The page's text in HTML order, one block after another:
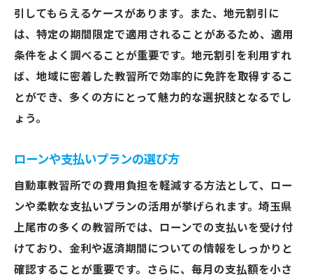
引してもらえるケースがあります。また、地元割引に
は、特定の期間限定で適用されることがあるため、適用
条件をよく調べることが重要です。地元割引を利用すれ
ば、地域に密着した教習所で効率的に免許を取得するこ
とができ、多くの方にとって魅力的な選択肢となるでし
ょう。
ローンや支払いプランの選び方
自動車教習所での費用負担を軽減する方法として、ロー
ンや柔軟な支払いプランの活用が挙げられます。埼玉県
上尾市の多くの教習所では、ローンでの支払いを受け付
けており、金利や返済期間についての情報をしっかりと
確認することが重要です。さらに、毎月の支払額を小さ